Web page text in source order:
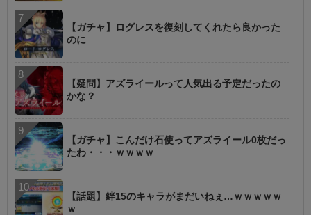
【ガチャ】ログレスを復刻してくれたら良かった
のに
【疑問】アズライールって人気出る予定だったの
かな？
【ガチャ】こんだけ石使ってアズライール0枚だっ
たわ・・・ｗｗｗｗ
【話題】絆15のキャラがまだいねぇ…ｗｗｗｗｗ
ｗ